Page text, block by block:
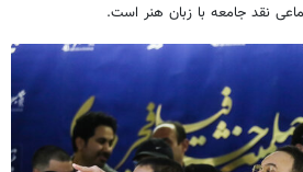
نقد جامعه با زبان هنر است.